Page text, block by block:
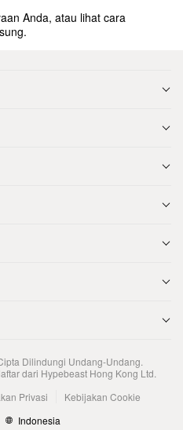
Anda, atau lihat cara
Dilindungi Undang-Undang.
dari Hypebeast Hong Kong Ltd.
Privasi
Kebijakan Cookie
Indonesia